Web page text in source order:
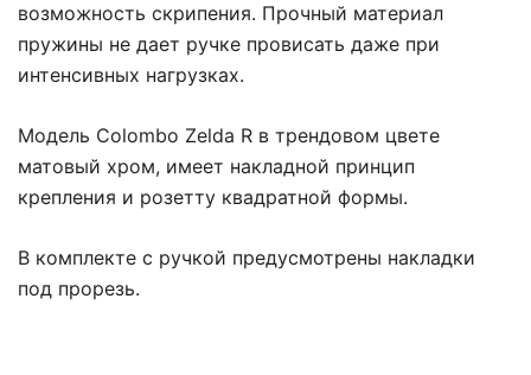
возможность скрипения. Прочный материал
пружины не дает ручке провисать даже при
интенсивных нагрузках.
Модель Colombo Zelda R в трендовом цвете
матовый хром, имеет накладной принцип
крепления и розетту квадратной формы.
В комплекте с ручкой предусмотрены накладки
под прорезь.